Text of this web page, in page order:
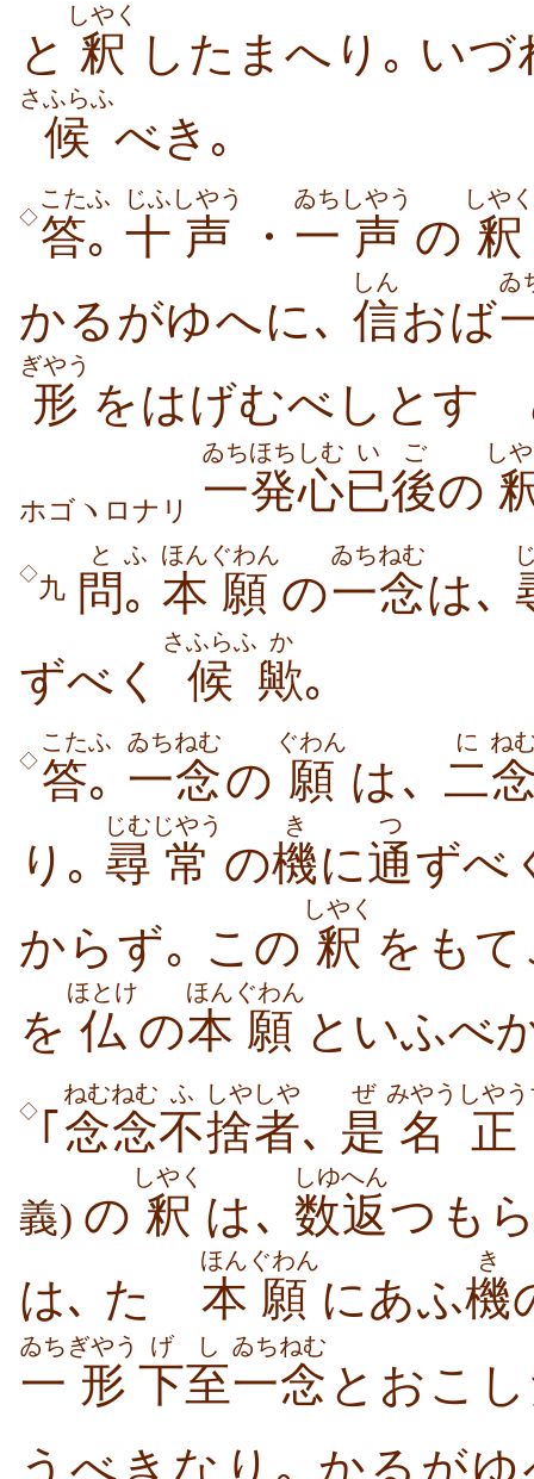
と 釈
しやく
したまへり｡ い
候
さふらふ
べき｡
◇答
こた
｡
ふ
十
じふ
声
しやう
・ 一
ゐち
声
しやう
の 釈
しやく
かるがゆへに､ 信
しん
おば
ゐ
形
ぎやう
をはげむべしとす
ホゴヽロナリ 一
ゐち
発心
ほちしむ
已後
いご
の
し
◇九 問
と
｡
ふ
本
ほん
願
ぐわん
の一念
ゐちねむ
は､
ずべく 候
さふらふ
歟
か
｡
◇ 答
こた
｡
ふ
一念
ゐちねむ
の 願
ぐわん
は､ 二
に ね
り｡ 尋
じむ
常
じやう
の機
き
に通
つ
ずべ
からず｡ この 釈
しやく
をも
を 仏
ほとけ
の本
ほん
願
ぐわん
といふべ
◇ ｢ 念念
ねむねむ
不
ふ
捨
しや
者
しや
､ 是
ぜ
名
みやう しや
義) の 釈
しやく
は､ 数返
しゆへん
つも
は､ たゞ 本
ほん
願
ぐわん
にあふ機
き
一
ゐち
形
ぎやう
下至
げし
一念
ゐちねむ
とおこ
うべきなり｡ かるが